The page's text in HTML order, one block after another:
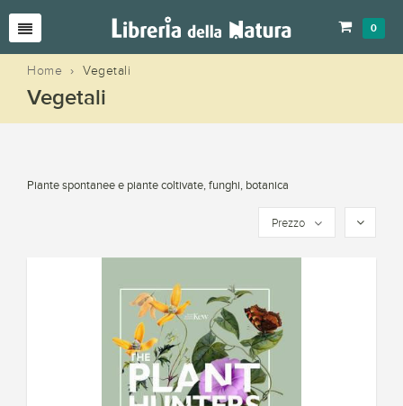
0
Home › Vegetali
Vegetali
Piante spontanee e piante coltivate, funghi, botanica
Prezzo